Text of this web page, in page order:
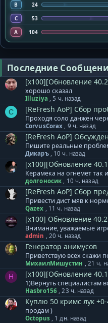
B
24
C
53
A
104
Последние
[x100][Обновление
хорошо сказал
Illuziya ,5 ч. назад
C [ReFresh AoP] Сбор
CorvusCorax , 9 ч. назад
[ReFresh AoP]
Дикаръ , 10 ч. назад
Керамека на огнемет так
долгоносик , 10 ч. назад
[ReFresh AoP] Сбор
Qazex , 11 ч. назад
[x100] Обновление
admin , 20 ч. назад
Генератор анимусов
МихаилМишустин , 21 ч.
H [x100][Обновление
Hasbro156 ,23 ч. назад
Куплю 50 кримс лук
продам )
Octopus , 1 дн. назад